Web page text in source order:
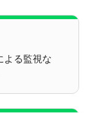
る監視な